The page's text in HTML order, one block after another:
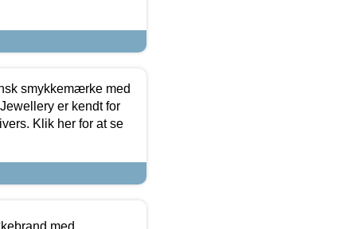
smykkemærke med
er kendt for
Klik her for at se